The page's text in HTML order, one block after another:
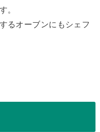
。
るオーブンにもシェフ